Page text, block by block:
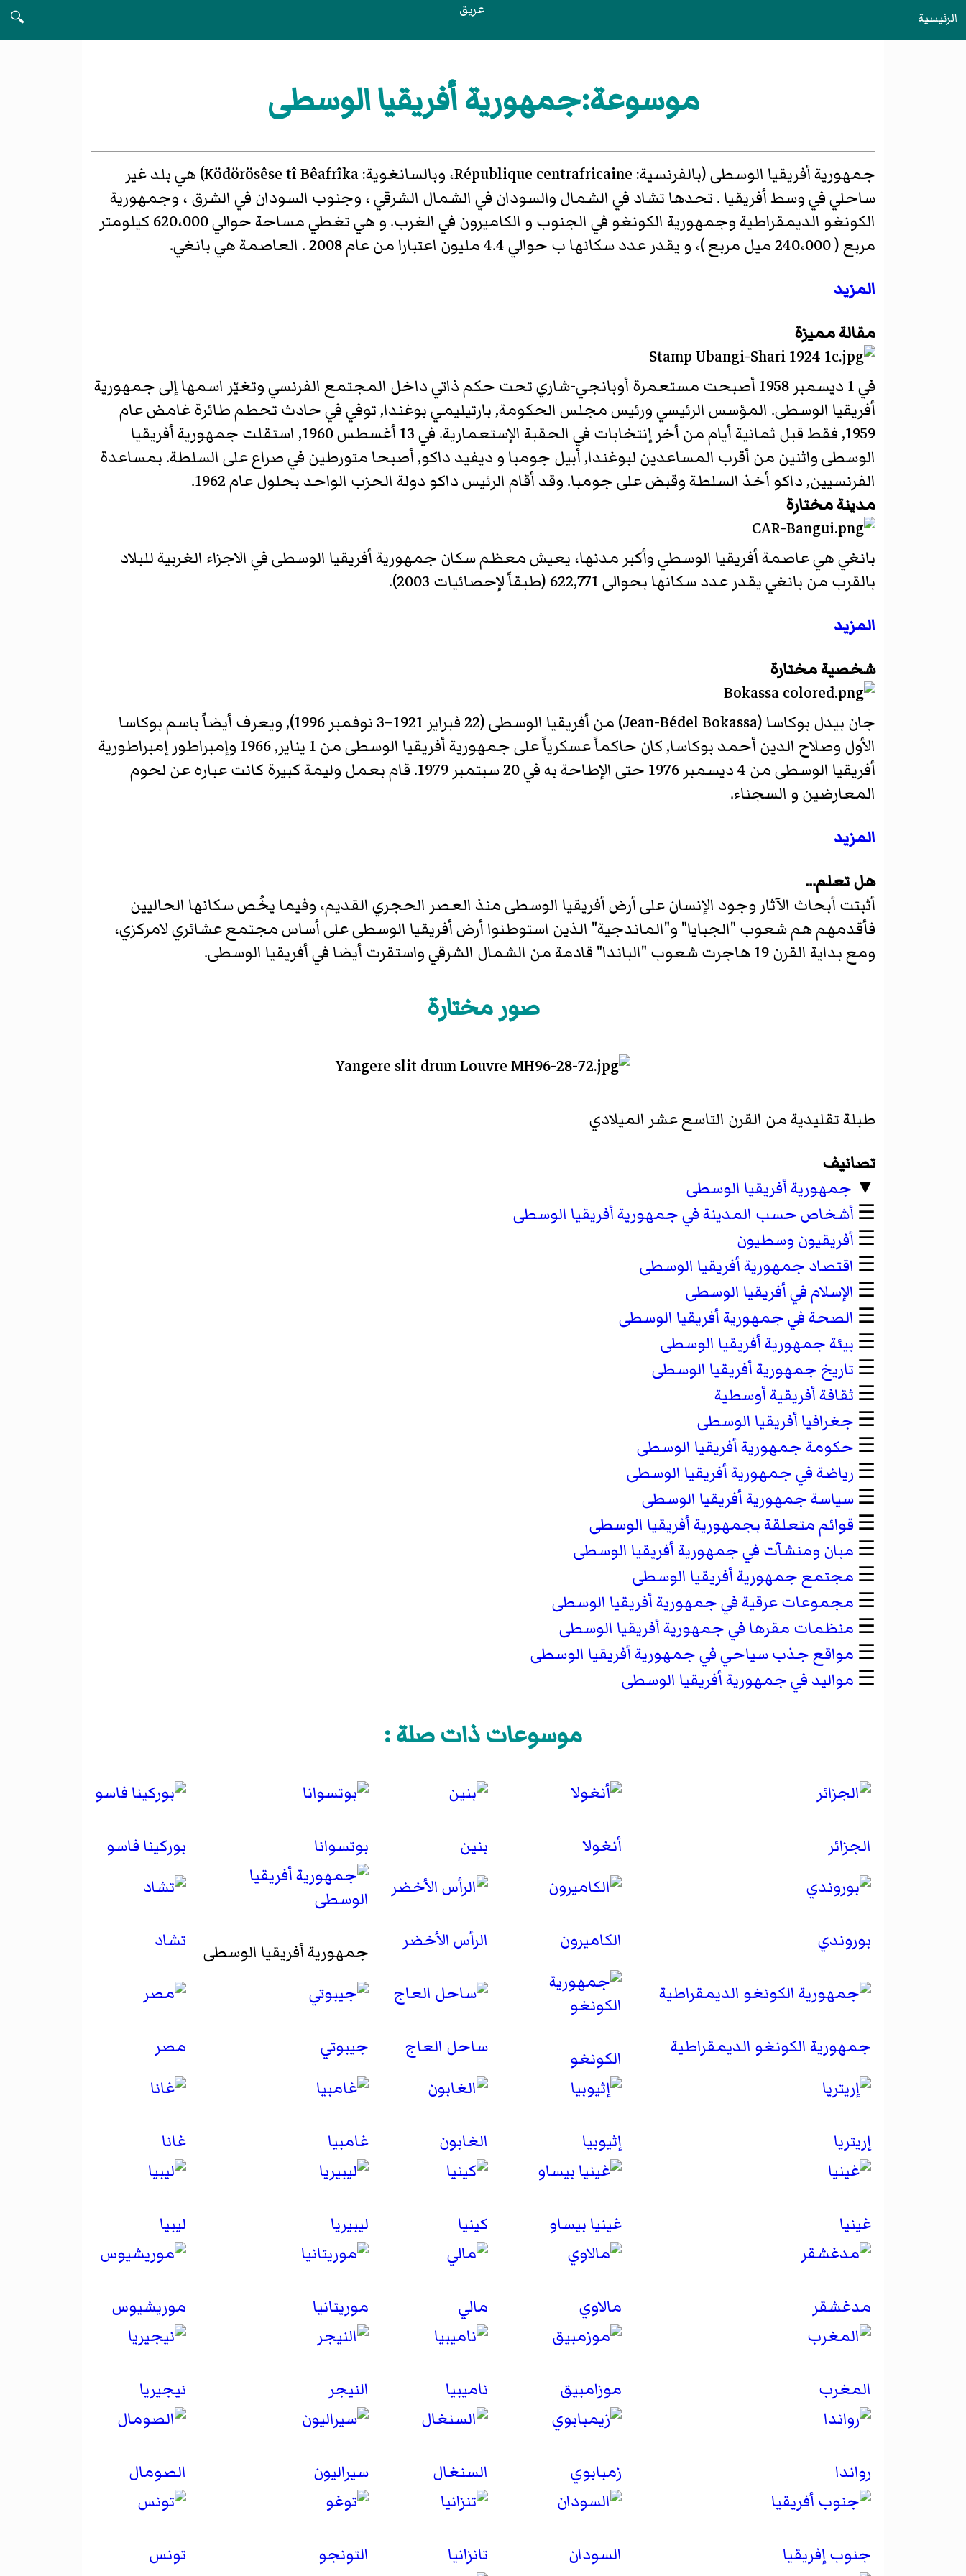
الرئيسية عريق
🔍
موسوعة:جمهورية أفريقيا الوسطى
جمهورية أفريقيا الوسطى (بالفرنسية: République centrafricaine، وبالسانغوية: Ködörösêse tî Bêafrîka) هي بلد غير
ساحلي في وسط أفريقيا . تحدها تشاد في الشمال والسودان في الشمال الشرقي ، وجنوب السودان في الشرق ، وجمهورية
الكونغو الديمقراطية وجمهورية الكونغو في الجنوب و الكاميرون في الغرب. و هي تغطي مساحة حوالي 620،000 كيلومتر
مربع ( 240،000 ميل مربع )، و يقدر عدد سكانها ب حوالي 4.4 مليون اعتبارا من عام 2008 . العاصمة هي بانغي.
المزيد
مقالة مميزة
في 1 ديسمبر 1958 أصبحت مستعمرة أوبانجي-شاري تحت حكم ذاتي داخل المجتمع الفرنسي وتغيّر اسمها إلى جمهورية
أفريقيا الوسطى. المؤسس الرئيسي ورئيس مجلس الحكومة, بارتيليمي بوغندا, توفي في حادث تحطم طائرة غامض عام
1959, فقط قبل ثمانية أيام من أخر إنتخابات في الحقبة الإستعمارية. في 13 أغسطس 1960, استقلت جمهورية أفريقيا
الوسطى واثنين من أقرب المساعدين لبوغندا, أبيل جومبا و ديفيد داكو, أصبحا متورطين في صراع على السلطة. بمساعدة
الفرنسيين, داكو أخذ السلطة وقبض على جومبا. وقد أقام الرئيس داكو دولة الحزب الواحد بحلول عام 1962.
مدينة مختارة
بانغي هي عاصمة أفريقيا الوسطي وأكبر مدنها، يعيش معظم سكان جمهورية أفريقيا الوسطى في الاجزاء الغربية للبلاد
بالقرب من بانغي يقدر عدد سكانها بحوالى 622,771 (طبقاً لإحصائيات 2003).
المزيد
شخصية مختارة
جان بيدل بوكاسا (Jean-Bédel Bokassa) من أفريقيا الوسطى (22 فبراير 1921–3 نوفمبر 1996), ويعرف أيضاً باسم بوكاسا
الأول وصلاح الدين أحمد بوكاسا, كان حاكماً عسكرياً على جمهورية أفريقيا الوسطى من 1 يناير, 1966 وإمبراطور إمبراطورية
أفريقيا الوسطى من 4 ديسمبر 1976 حتى الإطاحة به في 20 سبتمبر 1979. قام بعمل وليمة كبيرة كانت عباره عن لحوم
المعارضين و السجناء.
المزيد
هل تعلم...
أثبتت أبحاث الآثار وجود الإنسان على أرض أفريقيا الوسطى منذ العصر الحجري القديم، وفيما يخُص سكانها الحاليين
فأقدمهم هم شعوب "الجبايا" و"الماندجية" الذين استوطنوا أرض أفريقيا الوسطى على أساس مجتمع عشائري لامركزي،
ومع بداية القرن 19 هاجرت شعوب "الباندا" قادمة من الشمال الشرقي واستقرت أيضا في أفريقيا الوسطى.
صور مختارة
طبلة تقليدية من القرن التاسع عشر الميلادي
تصانيف
▼ جمهورية أفريقيا الوسطى
☰ أشخاص حسب المدينة في جمهورية أفريقيا الوسطى
☰ أفريقيون وسطيون
☰ اقتصاد جمهورية أفريقيا الوسطى
☰ الإسلام في أفريقيا الوسطى
☰ الصحة في جمهورية أفريقيا الوسطى
☰ بيئة جمهورية أفريقيا الوسطى
☰ تاريخ جمهورية أفريقيا الوسطى
☰ ثقافة أفريقية أوسطية
☰ جغرافيا أفريقيا الوسطى
☰ حكومة جمهورية أفريقيا الوسطى
☰ رياضة في جمهورية أفريقيا الوسطى
☰ سياسة جمهورية أفريقيا الوسطى
☰ قوائم متعلقة بجمهورية أفريقيا الوسطى
☰ مبان ومنشآت في جمهورية أفريقيا الوسطى
☰ مجتمع جمهورية أفريقيا الوسطى
☰ مجموعات عرقية في جمهورية أفريقيا الوسطى
☰ منظمات مقرها في جمهورية أفريقيا الوسطى
☰ مواقع جذب سياحي في جمهورية أفريقيا الوسطى
☰ مواليد في جمهورية أفريقيا الوسطى
موسوعات ذات صلة :
الجزائر أنغولا بنين بوتسوانا بوركينا فاسو
بوروندي الكاميرون الرأس الأخضر
جمهورية أفريقيا الوسطى
تشاد
جمهورية الكونغو الديمقراطية
الكونغو
ساحل العاج جيبوتي مصر
إريتريا إثيوبيا الغابون غامبيا غانا
غينيا غينيا بيساو كينيا ليبيريا ليبيا
مدغشقر مالاوي مالي موريتانيا موريشيوس
المغرب موزامبيق ناميبيا النيجر نيجيريا
رواندا زمبابوي السنغال سيراليون الصومال
جنوب إفريقيا السودان تانزانيا التونجو تونس